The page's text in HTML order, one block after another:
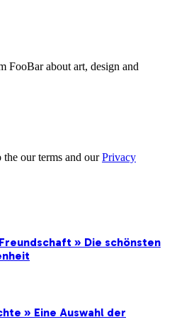
FooBar about art, design and
our terms and ourPrivacy
» Die schönsten
» Eine Auswahl der